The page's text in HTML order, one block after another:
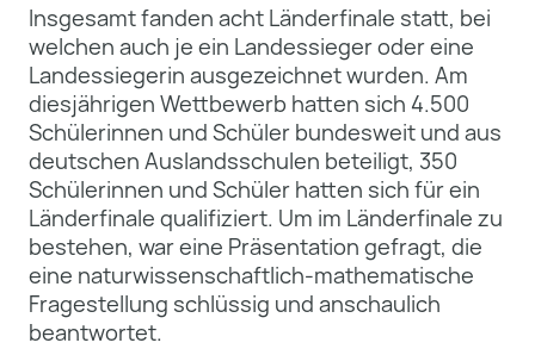
Insgesamt fanden acht Länderfinale statt, bei
welchen auch je ein Landessieger oder eine
Landessiegerin ausgezeichnet wurden. Am
diesjährigen Wettbewerb hatten sich 4.500
Schülerinnen und Schüler bundesweit und aus
deutschen Auslandsschulen beteiligt, 350
Schülerinnen und Schüler hatten sich für ein
Länderfinale qualifiziert. Um im Länderfinale zu
bestehen, war eine Präsentation gefragt, die
eine naturwissenschaftlich-mathematische
Fragestellung schlüssig und anschaulich
beantwortet.